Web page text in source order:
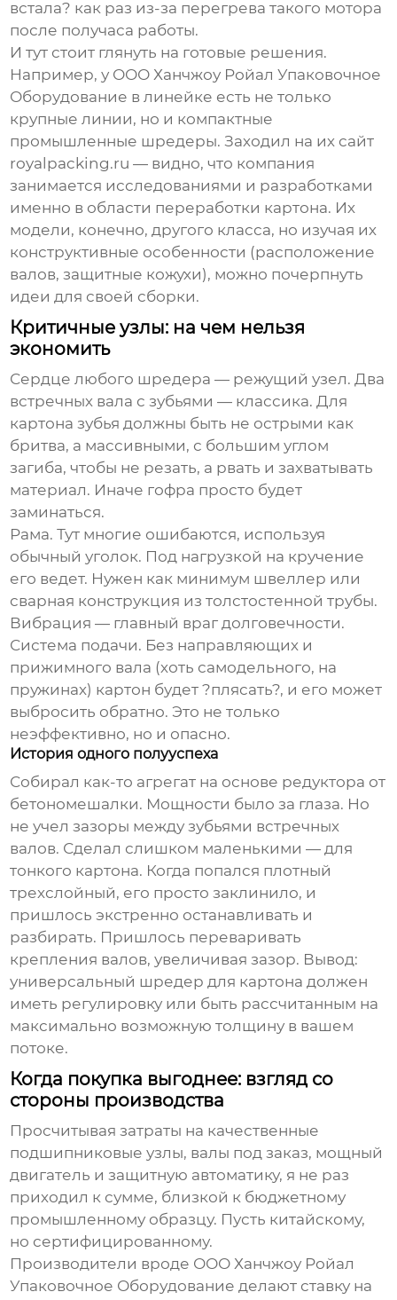
встала? как раз из-за перегрева такого мотора
после получаса работы.
И тут стоит глянуть на готовые решения.
Например, у ООО Ханчжоу Ройал Упаковочное
Оборудование в линейке есть не только
крупные линии, но и компактные
промышленные шредеры. Заходил на их сайт
royalpacking.ru — видно, что компания
занимается исследованиями и разработками
именно в области переработки картона. Их
модели, конечно, другого класса, но изучая их
конструктивные особенности (расположение
валов, защитные кожухи), можно почерпнуть
идеи для своей сборки.
Критичные узлы: на чем нельзя
экономить
Сердце любого шредера — режущий узел. Два
встречных вала с зубьями — классика. Для
картона зубья должны быть не острыми как
бритва, а массивными, с большим углом
загиба, чтобы не резать, а рвать и захватывать
материал. Иначе гофра просто будет
заминаться.
Рама. Тут многие ошибаются, используя
обычный уголок. Под нагрузкой на кручение
его ведет. Нужен как минимум швеллер или
сварная конструкция из толстостенной трубы.
Вибрация — главный враг долговечности.
Система подачи. Без направляющих и
прижимного вала (хоть самодельного, на
пружинах) картон будет ?плясать?, и его может
выбросить обратно. Это не только
неэффективно, но и опасно.
История одного полууспеха
Собирал как-то агрегат на основе редуктора от
бетономешалки. Мощности было за глаза. Но
не учел зазоры между зубьями встречных
валов. Сделал слишком маленькими — для
тонкого картона. Когда попался плотный
трехслойный, его просто заклинило, и
пришлось экстренно останавливать и
разбирать. Пришлось переваривать
крепления валов, увеличивая зазор. Вывод:
универсальный шредер для картона должен
иметь регулировку или быть рассчитанным на
максимально возможную толщину в вашем
потоке.
Когда покупка выгоднее: взгляд со
стороны производства
Просчитывая затраты на качественные
подшипниковые узлы, валы под заказ, мощный
двигатель и защитную автоматику, я не раз
приходил к сумме, близкой к бюджетному
промышленному образцу. Пусть китайскому,
но сертифицированному.
Производители вроде ООО Ханчжоу Ройал
Упаковочное Оборудование делают ставку на